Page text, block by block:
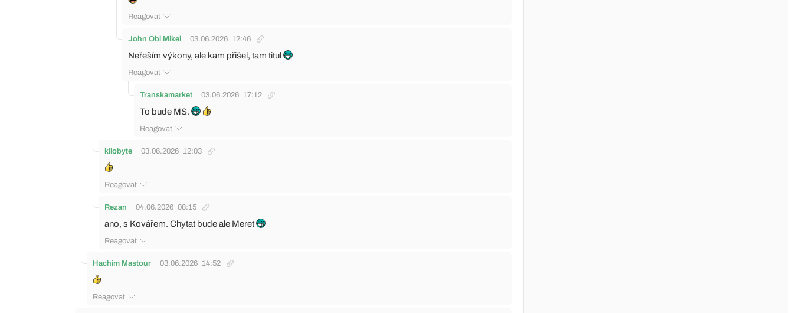
Reagovat
John Obi Mikel 03.06.2026 12:46
Neřeším výkony, ale kam přišel, tam titul
Reagovat
Transkamarket 03.06.2026 17:12
To bude MS.
Reagovat
kilobyte 03.06.2026 12:03
Reagovat
Rezan 04.06.2026 08:15
ano, s Kovářem. Chytat bude ale Meret
Reagovat
Hachim Mastour 03.06.2026 14:52
Reagovat